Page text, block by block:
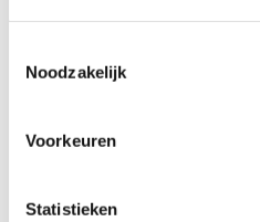
Noodzakelijk
Voorkeuren
Statistieken
Weekamp
facetglas